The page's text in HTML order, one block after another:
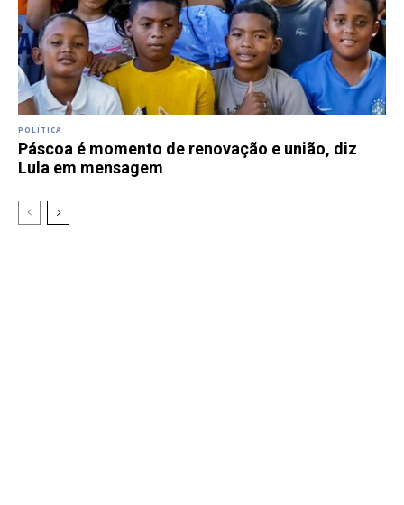
POLÍTICA
Páscoa é momento de renovação e união, diz
Lula em mensagem